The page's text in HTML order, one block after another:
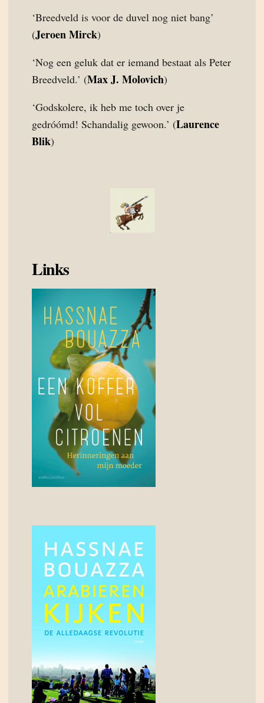
‘Breedveld is voor de duvel nog niet bang’
(Jeroen Mirck)
‘Nog een geluk dat er iemand bestaat als Peter
Breedveld.’ (Max J. Molovich)
‘Godskolere, ik heb me toch over je
gedróómd! Schandalig gewoon.’ (Laurence
Blik)
Links